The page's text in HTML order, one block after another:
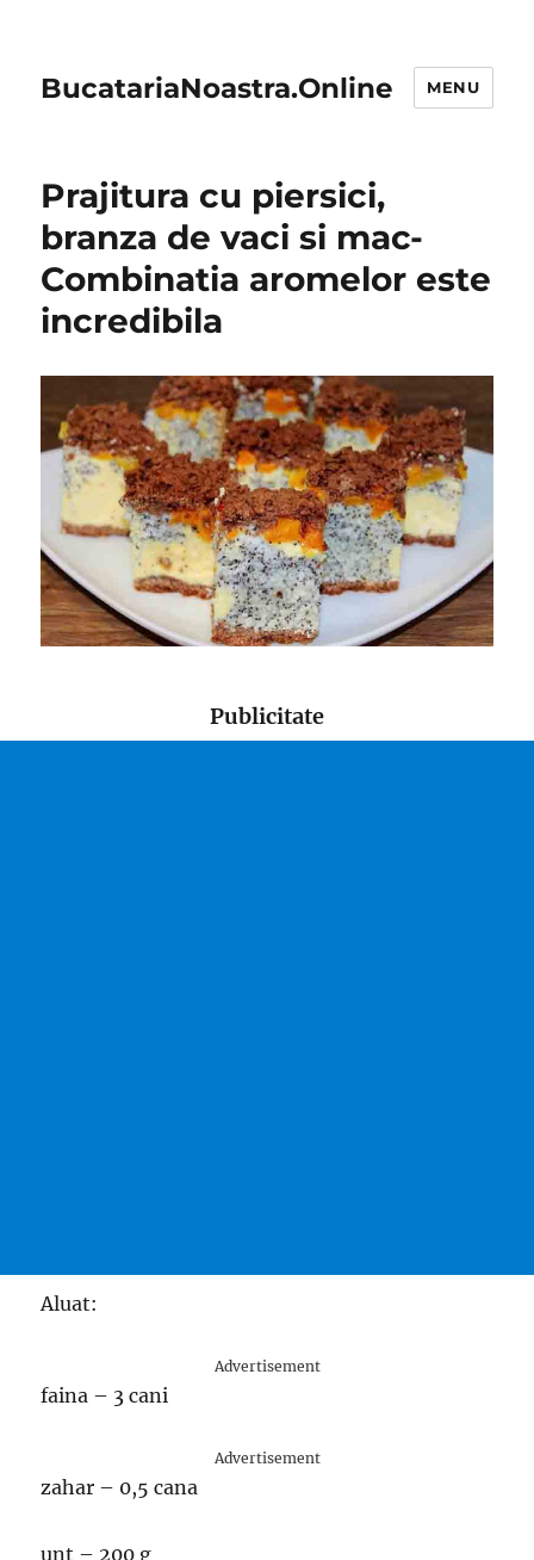
BucatariaNoastra.Online MENU
Prajitura cu piersici,
branza de vaci si mac-
Combinatia aromelor este
incredibila
Publicitate
Aluat:
Advertisement
faina – 3 cani
Advertisement
zahar – 0,5 cana
unt – 200 g